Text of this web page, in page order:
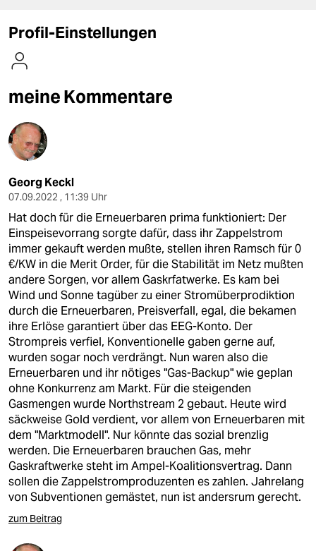
nord
wahrheit
verlag
verlag
veranstaltungen
shop
unterstützen
abo
genossenschaft
epaper login
Profil-Einstellungen
meine Kommentare
Georg Keckl
07.09.2022 , 11:39 Uhr
Hat doch für die Erneuerbaren prima funktioniert: Der
Einspeisevorrang sorgte dafür, dass ihr Zappelstrom
immer gekauft werden mußte, stellen ihren Ramsch für 0
€/KW in die Merit Order, für die Stabilität im Netz mußten
andere Sorgen, vor allem Gaskrfatwerke. Es kam bei
Wind und Sonne tagüber zu einer Stromüberprodiktion
durch die Erneuerbaren, Preisverfall, egal, die bekamen
ihre Erlöse garantiert über das EEG-Konto. Der
Strompreis verfiel, Konventionelle gaben gerne auf,
wurden sogar noch verdrängt. Nun waren also die
Erneuerbaren und ihr nötiges "Gas-Backup" wie geplan
ohne Konkurrenz am Markt. Für die steigenden
Gasmengen wurde Northstream 2 gebaut. Heute wird
säckweise Gold verdient, vor allem von Erneuerbaren mit
dem "Marktmodell". Nur könnte das sozial brenzlig
werden. Die Erneuerbaren brauchen Gas, mehr
Gaskraftwerke steht im Ampel-Koalitionsvertrag. Dann
sollen die Zappelstromproduzenten es zahlen. Jahrelang
von Subventionen gemästet, nun ist andersrum gerecht.
zum Beitrag